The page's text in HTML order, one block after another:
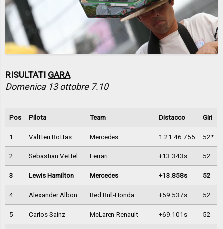
RISULTATI GARA
Domenica 13 ottobre 7.10
Pos Pilota Team Distacco Giri
1 Valtteri Bottas Mercedes 1:21:46.755 52*
2 Sebastian Vettel Ferrari +13.343s 52
3 Lewis Hamilton Mercedes +13.858s 52
4 Alexander Albon Red Bull-Honda +59.537s 52
5 Carlos Sainz McLaren-Renault +69.101s 52